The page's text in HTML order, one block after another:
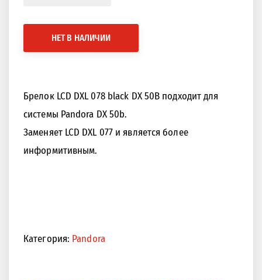
НЕТ В НАЛИЧИИ
Брелок LCD DXL 078 black DX 50B подходит для
системы Pandora DX 50b.
Заменяет LCD DXL 077 и является более
информитивным.
Категория: Pandora